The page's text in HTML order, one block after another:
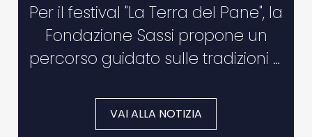
Per il festival "La Terra del Pane", la
Fondazione Sassi propone un
percorso guidato sulle tradizioni e
ismboli gastronimici della città.
VAI ALLA NOTIZIA